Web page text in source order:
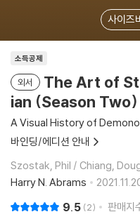
사이즈
소득공제
외서
The Art of
ian (Season Two)
A Visual History of
바인딩/에디션 안내
Szostak, Phil / Chiang,
Harry N. Abrams
9.5 2 판매지